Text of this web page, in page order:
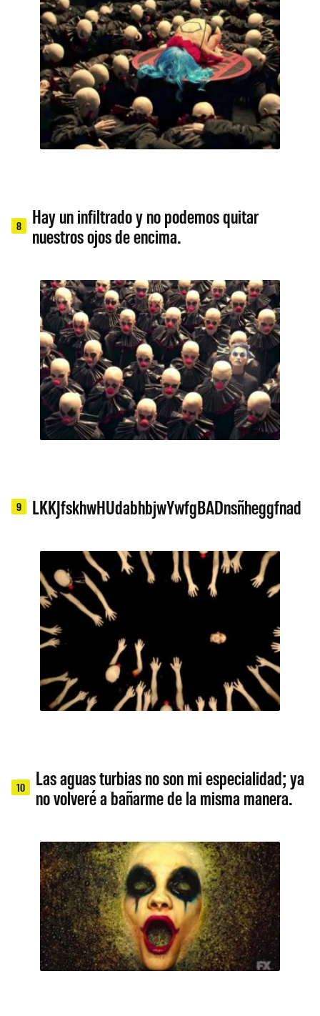
8
Hay un infiltrado y no podemos quitar
nuestros ojos de encima.
9 LKKJfskhwHUdabhbjwYwfgBADnsñheggfnad
10
Las aguas turbias no son mi especialidad; ya
no volveré a bañarme de la misma manera.